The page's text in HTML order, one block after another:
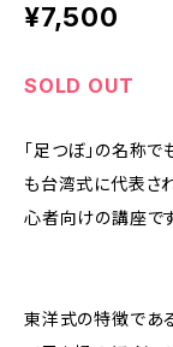
¥7,500
SOLD OUT
「足つぼ」の名称
も台湾式に代表さ
心者向けの講座です
東洋式の特徴であ